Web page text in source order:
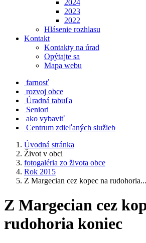
2024
2023
2022
Hlásenie rozhlasu
Kontakt
Kontakty na úrad
Opýtajte sa
Mapa webu
farnosť
rozvoj obce
Úradná tabuľa
Seniori
ako vybaviť
Centrum zdieľaných služieb
Úvodná stránka
Život v obci
fotogaléria zo života obce
Rok 2015
Z Margecian cez kopec na rudohoria...
Z Margecian cez
rudohoria koniec